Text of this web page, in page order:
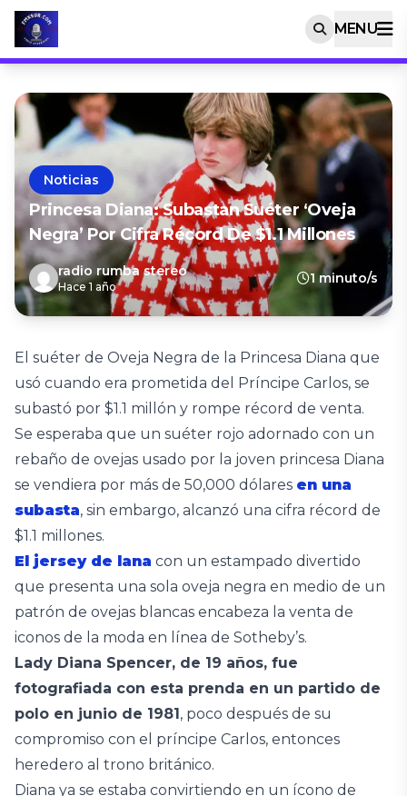
MENU
Noticias
Princesa Diana: Subastan Suéter ‘oveja
Negra’ Por Cifra Récord De $1.1 Millones
radio rumba stereo
Hace 1 año
1 minuto/s
El suéter de Oveja Negra de la Princesa Diana que
usó cuando era prometida del Príncipe Carlos, se
subastó por $1.1 millón y rompe récord de venta.
Se esperaba que un suéter rojo adornado con un
rebaño de ovejas usado por la joven princesa Diana
se vendiera por más de 50,000 dólares en una
subasta, sin embargo, alcanzó una cifra récord de
$1.1 millones.
El jersey de lana con un estampado divertido
que presenta una sola oveja negra en medio de un
patrón de ovejas blancas encabeza la venta de
iconos de la moda en línea de Sotheby’s.
Lady Diana Spencer, de 19 años, fue
fotografiada con esta prenda en un partido de
polo en junio de 1981, poco después de su
compromiso con el príncipe Carlos, entonces
heredero al trono británico.
Diana ya se estaba convirtiendo en un ícono de